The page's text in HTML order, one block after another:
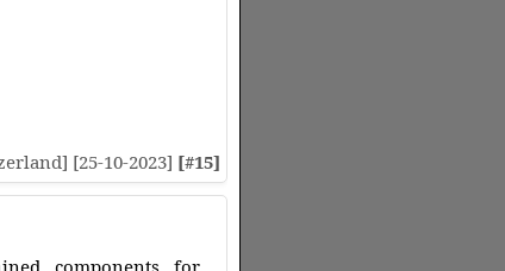
[25-10-2023] [#15]
components for